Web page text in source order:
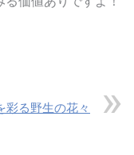
彩る野生の花々